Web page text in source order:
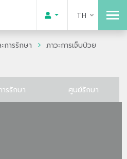
TH
การรักษา
ภาวะการเจ็บป่วย
ารรักษา ศูนย์รักษา